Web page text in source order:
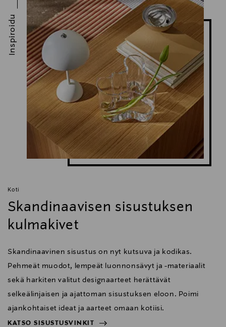
Koti
Skandinaavisen sisustuksen
kulmakivet
Skandinaavinen sisustus on nyt kutsuva ja kodikas.
Pehmeät muodot, lempeät luonnonsävyt ja -materiaalit
sekä harkiten valitut designaarteet herättävät
selkeälinjaisen ja ajattoman sisustuksen eloon. Poimi
ajankohtaiset ideat ja aarteet omaan kotiisi.
KATSO SISUSTUSVINKIT
Inspiroidu